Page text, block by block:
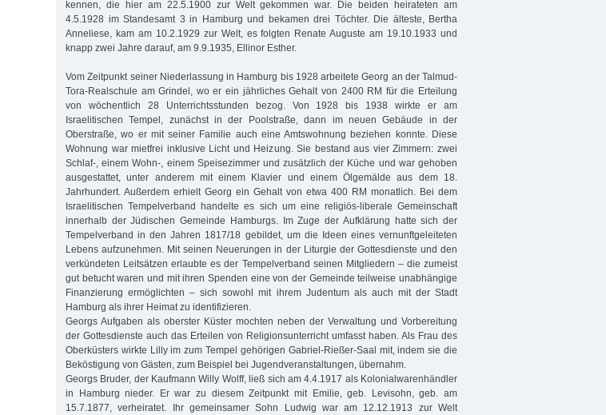
kennen, die hier am 22.5.1900 zur Welt gekommen war. Die beiden heirateten am
4.5.1928 im Standesamt 3 in Hamburg und bekamen drei Töchter. Die älteste, Bertha
Anneliese, kam am 10.2.1929 zur Welt, es folgten Renate Auguste am 19.10.1933 und
knapp zwei Jahre darauf, am 9.9.1935, Ellinor Esther.
Vom Zeitpunkt seiner Niederlassung in Hamburg bis 1928 arbeitete Georg an der Talmud-
Tora-Realschule am Grindel, wo er ein jährliches Gehalt von 2400 RM für die Erteilung
von wöchentlich 28 Unterrichtsstunden bezog. Von 1928 bis 1938 wirkte er am
Israelitischen Tempel, zunächst in der Poolstraße, dann im neuen Gebäude in der
Oberstraße, wo er mit seiner Familie auch eine Amtswohnung beziehen konnte. Diese
Wohnung war mietfrei inklusive Licht und Heizung. Sie bestand aus vier Zimmern: zwei
Schlaf-, einem Wohn-, einem Speisezimmer und zusätzlich der Küche und war gehoben
ausgestattet, unter anderem mit einem Klavier und einem Ölgemälde aus dem 18.
Jahrhundert. Außerdem erhielt Georg ein Gehalt von etwa 400 RM monatlich. Bei dem
Israelitischen Tempelverband handelte es sich um eine religiös-liberale Gemeinschaft
innerhalb der Jüdischen Gemeinde Hamburgs. Im Zuge der Aufklärung hatte sich der
Tempelverband in den Jahren 1817/18 gebildet, um die Ideen eines vernunftgeleiteten
Lebens aufzunehmen. Mit seinen Neuerungen in der Liturgie der Gottesdienste und den
verkündeten Leitsätzen erlaubte es der Tempelverband seinen Mitgliedern – die zumeist
gut betucht waren und mit ihren Spenden eine von der Gemeinde teilweise unabhängige
Finanzierung ermöglichten – sich sowohl mit ihrem Judentum als auch mit der Stadt
Hamburg als ihrer Heimat zu identifizieren.
Georgs Aufgaben als oberster Küster mochten neben der Verwaltung und Vorbereitung
der Gottesdienste auch das Erteilen von Religionsunterricht umfasst haben. Als Frau des
Oberküsters wirkte Lilly im zum Tempel gehörigen Gabriel-Rießer-Saal mit, indem sie die
Beköstigung von Gästen, zum Beispiel bei Jugendveranstaltungen, übernahm.
Georgs Bruder, der Kaufmann Willy Wolff, ließ sich am 4.4.1917 als Kolonialwarenhändler
in Hamburg nieder. Er war zu diesem Zeitpunkt mit Emilie, geb. Levisohn, geb. am
15.7.1877, verheiratet. Ihr gemeinsamer Sohn Ludwig war am 12.12.1913 zur Welt